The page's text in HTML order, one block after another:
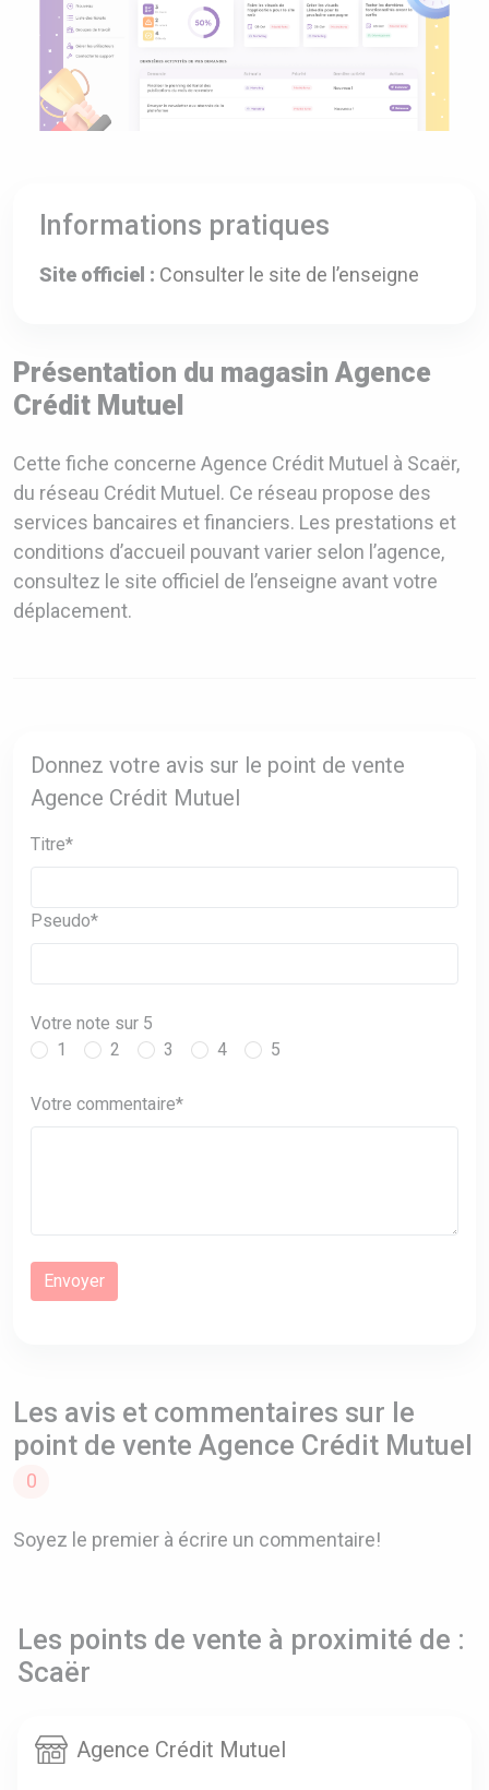
Informations pratiques
Site officiel : Consulter le site de l’enseigne
Présentation du magasin Agence
Crédit Mutuel
Cette fiche concerne Agence Crédit Mutuel à Scaër,
du réseau Crédit Mutuel. Ce réseau propose des
services bancaires et financiers. Les prestations et
conditions d’accueil pouvant varier selon l’agence,
consultez le site officiel de l’enseigne avant votre
déplacement.
Donnez votre avis sur le point de vente
Agence Crédit Mutuel
Titre*
Pseudo*
Votre note sur 5
1
2 3 4 5
Votre commentaire*
Les avis et commentaires sur le
point de vente Agence Crédit Mutuel
0
Soyez le premier à écrire un commentaire!
Les points de vente à proximité de :
Scaër
Agence Crédit Mutuel